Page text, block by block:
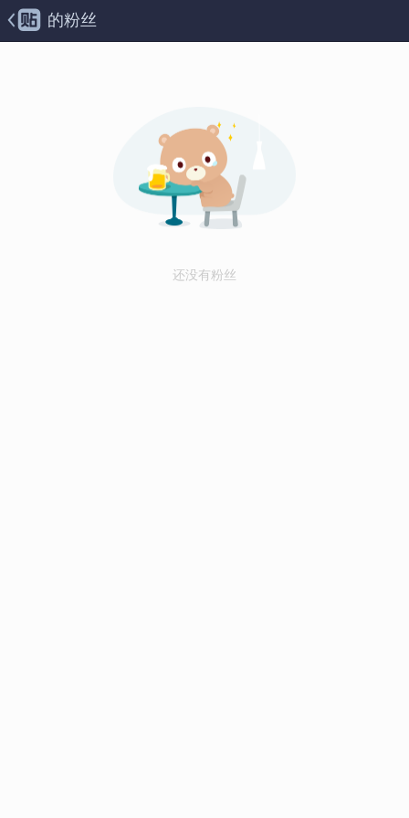
的粉丝
还没有粉丝